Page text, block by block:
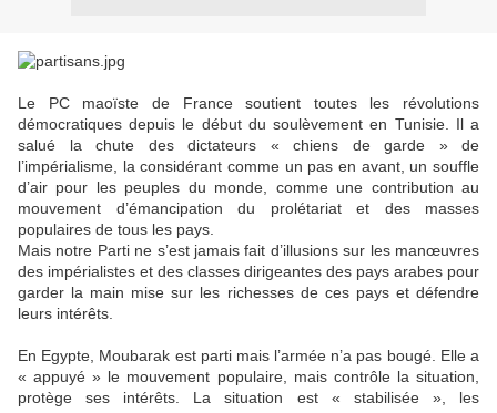
Le PC maoïste de France soutient toutes les révolutions
démocratiques depuis le début du soulèvement en Tunisie. Il a
salué la chute des dictateurs « chiens de garde » de
l’impérialisme, la considérant comme un pas en avant, un souffle
d’air pour les peuples du monde, comme une contribution au
mouvement d’émancipation du prolétariat et des masses
populaires de tous les pays.
Mais notre Parti ne s’est jamais fait d’illusions sur les manœuvres
des impérialistes et des classes dirigeantes des pays arabes pour
garder la main mise sur les richesses de ces pays et défendre
leurs intérêts.
En Egypte, Moubarak est parti mais l’armée n’a pas bougé. Elle a
« appuyé » le mouvement populaire, mais contrôle la situation,
protège ses intérêts. La situation est « stabilisée », les